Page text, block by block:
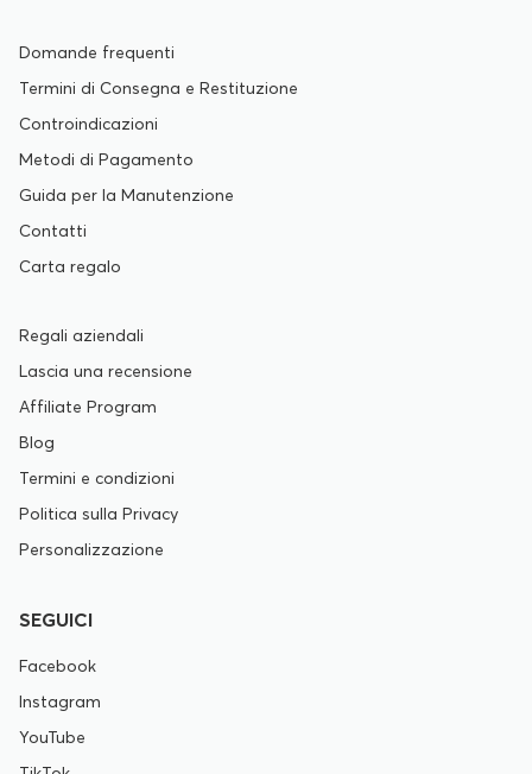
Domande frequenti
Termini di Consegna e Restituzione
Controindicazioni
Metodi di Pagamento
Guida per la Manutenzione
Contatti
Carta regalo
Regali aziendali
Lascia una recensione
Affiliate Program
Blog
Termini e condizioni
Politica sulla Privacy
Personalizzazione
SEGUICI
Facebook
Instagram
YouTube